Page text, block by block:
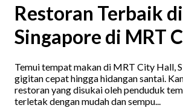
Restoran Terbaik di
Singapore di MRT
Temui tempat makan di MRT City Hall,
gigitan cepat hingga hidangan santai.
restoran yang disukai oleh penduduk
terletak dengan mudah dan sempu...